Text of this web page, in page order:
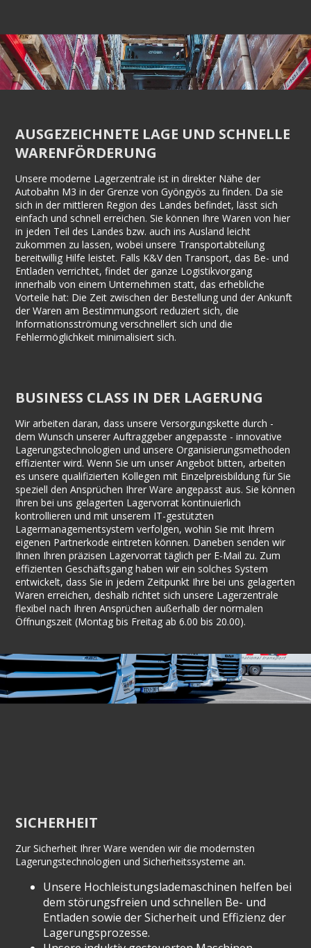
AUSGEZEICHNETE LAGE UND SCHNELLE
WARENFÖRDERUNG
Unsere moderne Lagerzentrale ist in direkter Nähe der
Autobahn M3 in der Grenze von Gyöngyös zu finden. Da sie
sich in der mittleren Region des Landes befindet, lässt sich
einfach und schnell erreichen. Sie können Ihre Waren von hier
in jeden Teil des Landes bzw. auch ins Ausland leicht
zukommen zu lassen, wobei unsere Transportabteilung
bereitwillig Hilfe leistet. Falls K&V den Transport, das Be- und
Entladen verrichtet, findet der ganze Logistikvorgang
innerhalb von einem Unternehmen statt, das erhebliche
Vorteile hat: Die Zeit zwischen der Bestellung und der Ankunft
der Waren am Bestimmungsort reduziert sich, die
Informationsströmung verschnellert sich und die
Fehlermöglichkeit minimalisiert sich.
BUSINESS CLASS IN DER LAGERUNG
Wir arbeiten daran, dass unsere Versorgungskette durch -
dem Wunsch unserer Auftraggeber angepasste - innovative
Lagerungstechnologien und unsere Organisierungsmethoden
effizienter wird. Wenn Sie um unser Angebot bitten, arbeiten
es unsere qualifizierten Kollegen mit Einzelpreisbildung für Sie
speziell den Ansprüchen Ihrer Ware angepasst aus. Sie können
Ihren bei uns gelagerten Lagervorrat kontinuierlich
kontrollieren und mit unserem IT-gestützten
Lagermanagementsystem verfolgen, wohin Sie mit Ihrem
eigenen Partnerkode eintreten können. Daneben senden wir
Ihnen Ihren präzisen Lagervorrat täglich per E-Mail zu. Zum
effizienten Geschäftsgang haben wir ein solches System
entwickelt, dass Sie in jedem Zeitpunkt Ihre bei uns gelagerten
Waren erreichen, deshalb richtet sich unsere Lagerzentrale
flexibel nach Ihren Ansprüchen außerhalb der normalen
Öffnungszeit (Montag bis Freitag ab 6.00 bis 20.00).
SICHERHEIT
Zur Sicherheit Ihrer Ware wenden wir die modernsten
Lagerungstechnologien und Sicherheitssysteme an.
Unsere Hochleistungslademaschinen helfen bei
dem störungsfreien und schnellen Be- und
Entladen sowie der Sicherheit und Effizienz der
Lagerungsprozesse.